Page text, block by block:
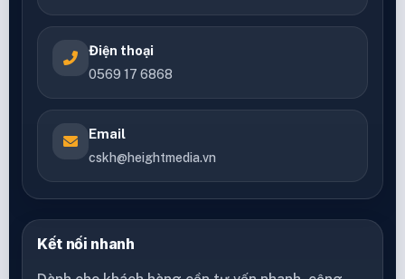
Điện thoại
0569 17 6868
Email
cskh@heightmedia.vn
Kết nối nhanh